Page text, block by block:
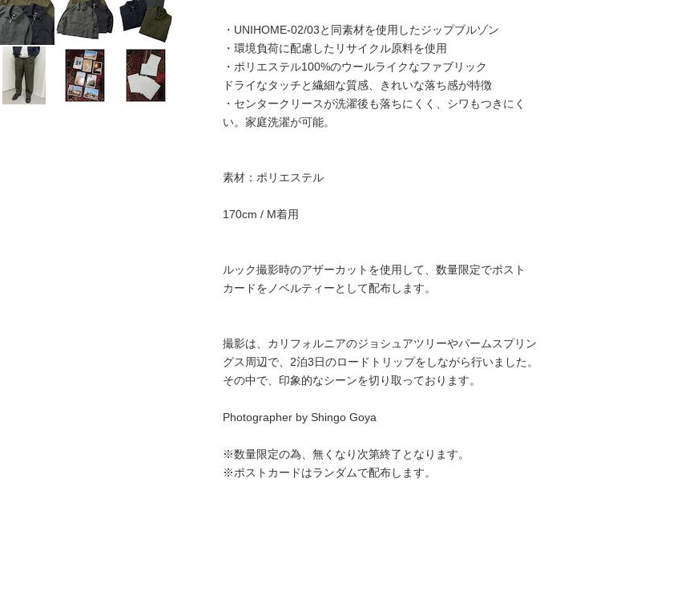
・UNIHOME-02/03と同素材を使用したジップブルゾン
・環境負荷に配慮したリサイクル原料を使用
・ポリエステル100%のウールライクなファブリック
ドライなタッチと繊細な質感、きれいな落ち感が特徴
・センタークリースが洗濯後も落ちにくく、シワもつきにく
い。家庭洗濯が可能。
素材：ポリエステル
170cm / M着用
ルック撮影時のアザーカットを使用して、数量限定でポスト
カードをノベルティーとして配布します。
撮影は、カリフォルニアのジョシュアツリーやパームスプリン
グス周辺で、2泊3日のロードトリップをしながら行いました。
その中で、印象的なシーンを切り取っております。
Photographer by Shingo Goya
※数量限定の為、無くなり次第終了となります。
※ポストカードはランダムで配布します。